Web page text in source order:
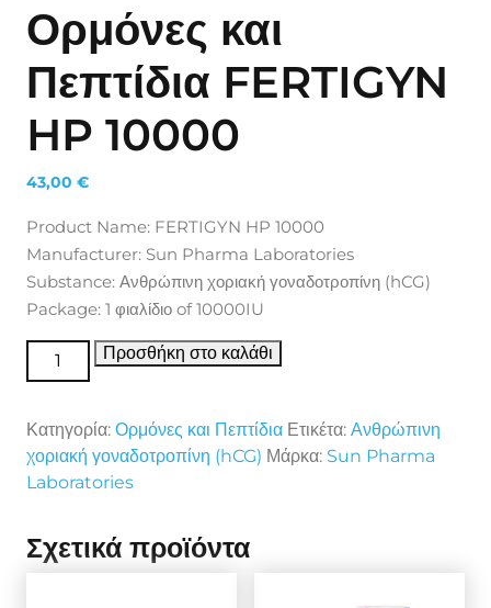
Ορμόνες και
Πεπτίδια FERTIGYN
HP 10000
43,00 €
Product Name: FERTIGYN HP 10000
Manufacturer: Sun Pharma Laboratories
Substance: Ανθρώπινη χοριακή γοναδοτροπίνη (hCG)
Package: 1 φιαλίδιο of 10000IU
Ορμόνες και Πεπτίδια FERTIGYN HP 10000 ποσότητα
Προσθήκη στο καλάθι
Κατηγορία: Ορμόνες και Πεπτίδια Ετικέτα: Ανθρώπινη
χοριακή γοναδοτροπίνη (hCG) Μάρκα: Sun Pharma
Laboratories
Σχετικά προϊόντα